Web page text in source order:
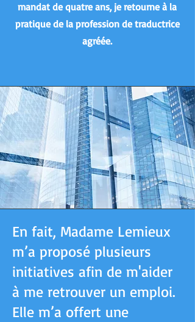
mandat de quatre ans, je retourne à la
pratique de la profession de traductrice
agréée.
En fait, Madame Lemieux
m’a proposé plusieurs
initiatives afin de m'aider
à me retrouver un emploi.
Elle m’a offert une